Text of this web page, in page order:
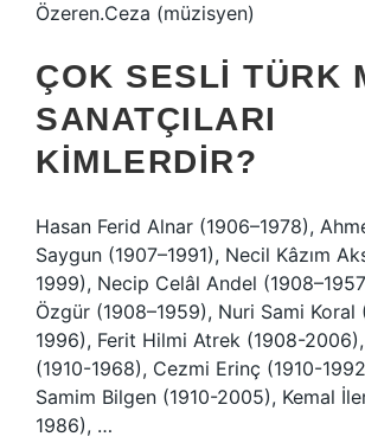
Özeren.Ceza (müzisyen)
ÇOK SESLI TÜRK
SANATÇILARI
KIMLERDIR?
Hasan Ferid Alnar (1906–1978),
Saygun (1907–1991), Necil Kâzım
1999), Necip Celâl Andel
Özgür (1908–1959), Nuri Sami Koral
1996), Ferit Hilmi Atrek (1908-
(1910-1968), Cezmi Erinç (1910-
Samim Bilgen (1910-2005), Kemal
1986), …